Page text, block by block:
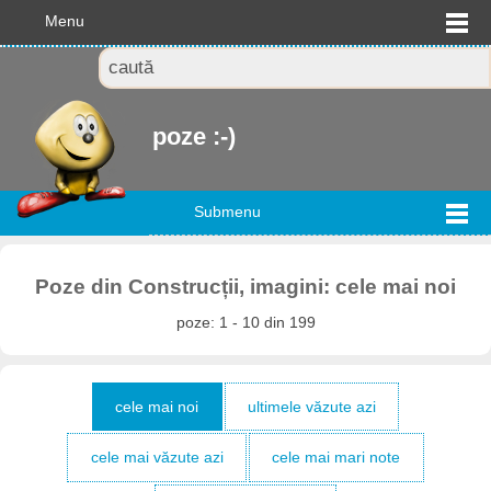
Menu
poze :-)
Submenu
Poze din Construcții, imagini: cele mai noi
poze: 1 - 10 din 199
cele mai noi ultimele văzute azi
cele mai văzute azi cele mai mari note